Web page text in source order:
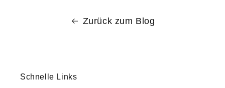
Zurück zum Blog
Schnelle Links